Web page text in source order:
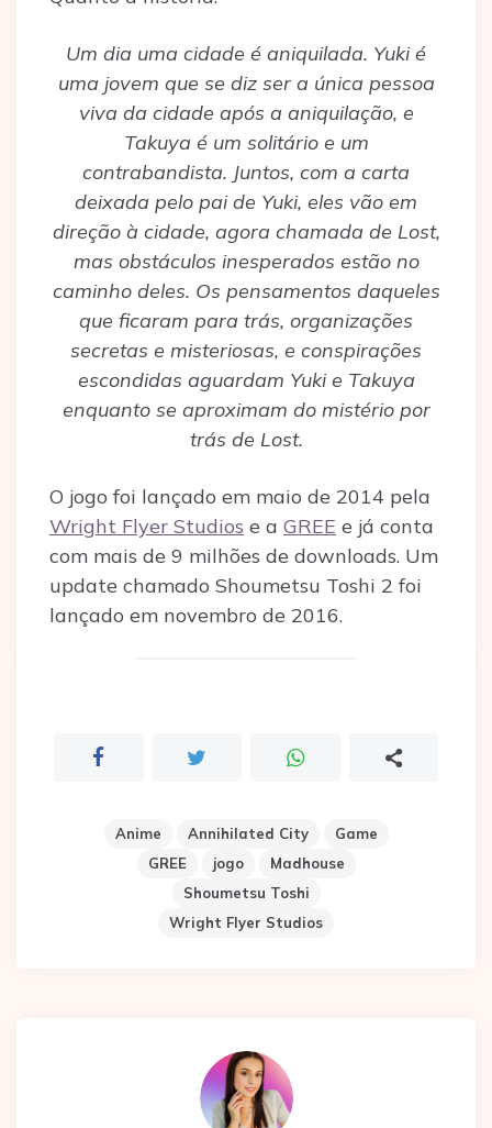
Um dia uma cidade é aniquilada. Yuki é
uma jovem que se diz ser a única pessoa
viva da cidade após a aniquilação, e
Takuya é um solitário e um
contrabandista. Juntos, com a carta
deixada pelo pai de Yuki, eles vão em
direção à cidade, agora chamada de Lost,
mas obstáculos inesperados estão no
caminho deles. Os pensamentos daqueles
que ficaram para trás, organizações
secretas e misteriosas, e conspirações
escondidas aguardam Yuki e Takuya
enquanto se aproximam do mistério por
trás de Lost.
O jogo foi lançado em maio de 2014 pela
Wright Flyer Studios e a GREE e já conta
com mais de 9 milhões de downloads. Um
update chamado Shoumetsu Toshi 2 foi
lançado em novembro de 2016.
Anime Annihilated City
Game
GREE
jogo
Madhouse
Shoumetsu Toshi
Wright Flyer Studios